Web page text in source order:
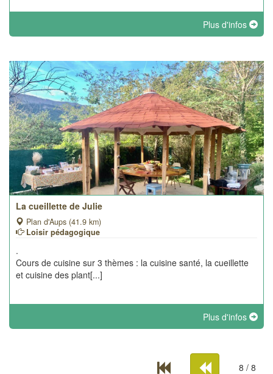
Plus d'infos
La cueillette de Julie
Plan d'Aups (41.9 km)
Loisir pédagogique
.
Cours de cuisine sur 3 thèmes : la cuisine santé, la cueillette
et cuisine des plant[...]
Plus d'infos
8 / 8